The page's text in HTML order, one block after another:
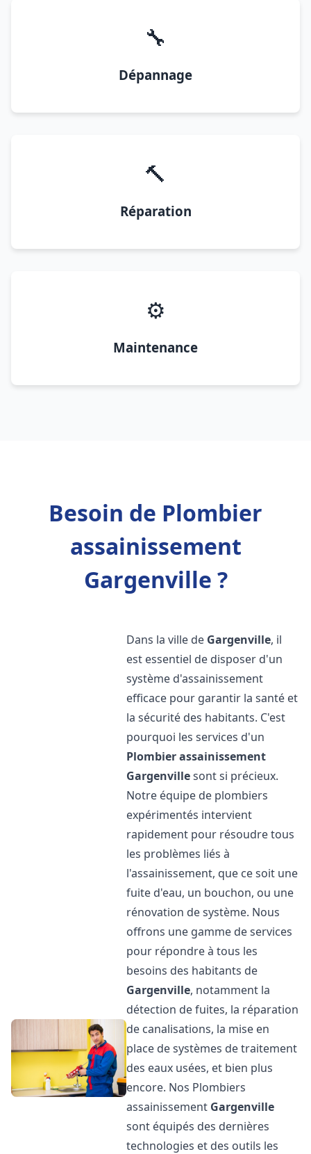
🔧
Dépannage
🔨
Réparation
⚙️
Maintenance
Besoin de Plombier
assainissement
Gargenville ?
Dans la ville de Gargenville, il
est essentiel de disposer d'un
système d'assainissement
efficace pour garantir la santé et
la sécurité des habitants. C'est
pourquoi les services d'un
Plombier assainissement
Gargenvillesont si précieux.
Notre équipe de plombiers
expérimentés intervient
rapidement pour résoudre tous
les problèmes liés à
l'assainissement, que ce soit une
fuite d'eau, un bouchon, ou une
rénovation de système. Nous
offrons une gamme de services
pour répondre à tous les
besoins des habitants de
Gargenville, notamment la
détection de fuites, la réparation
de canalisations, la mise en
place de systèmes de traitement
des eaux usées, et bien plus
encore. Nos Plombiers
assainissement Gargenville
sont équipés des dernières
technologies et des outils les